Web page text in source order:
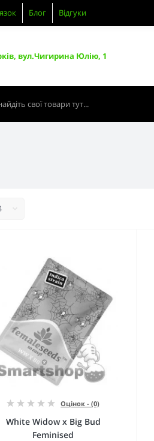
Блог Відгуки
вул.Чигирина Юлію, 1
Оцінок - (0)
White Widow x Big Bud
Feminised